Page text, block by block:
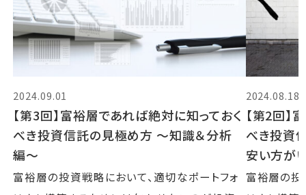
2024.09.01
【第3回】富裕層であれば絶対に知っておく
べき投資信託の見極め方 〜知識＆分析
編〜
富裕層の投資戦略において、適切なポートフォ
2024.08.18
【第2回】
べき投資
安い方が
富裕層の投